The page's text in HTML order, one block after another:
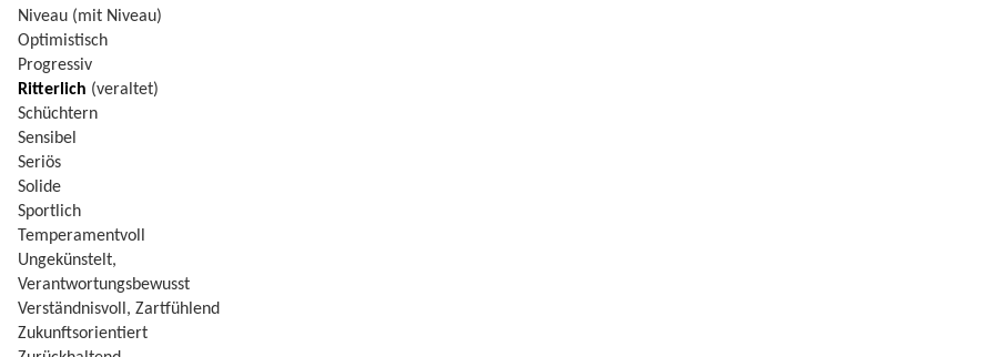
Niveau (mit Niveau)
Optimistisch
Progressiv
Ritterlich (veraltet)
Schüchtern
Sensibel
Seriös
Solide
Sportlich
Temperamentvoll
Ungekünstelt,
Verantwortungsbewusst
Verständnisvoll, Zartfühlend
Zukunftsorientiert